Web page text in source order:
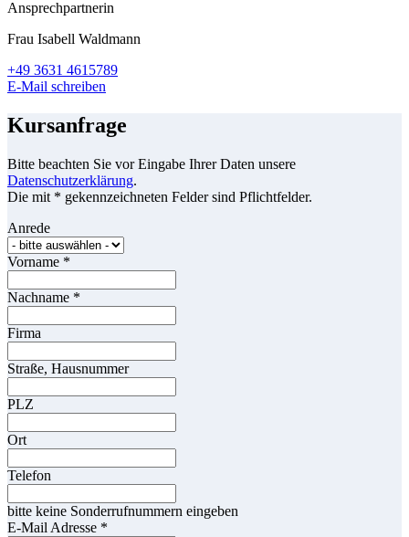
Ansprechpartnerin
Frau Isabell Waldmann
+49 3631 4615789
E-Mail schreiben
Kursanfrage
Bitte beachten Sie vor Eingabe Ihrer Daten unsere
Datenschutzerklärung.
Die mit * gekennzeichneten Felder sind Pflichtfelder.
Anrede
Vorname *
Nachname *
Firma
Straße, Hausnummer
PLZ
Ort
Telefon
bitte keine Sonderrufnummern eingeben
E-Mail Adresse *